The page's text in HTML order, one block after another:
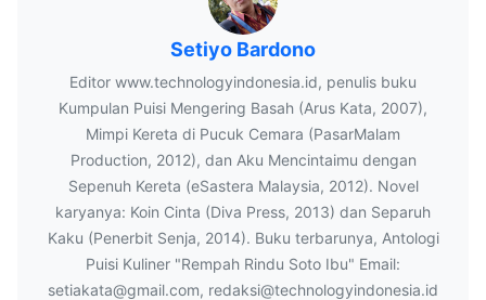
Setiyo Bardono
Editor www.technologyindonesia.id, penulis buku
Kumpulan Puisi Mengering Basah (Arus Kata, 2007),
Mimpi Kereta di Pucuk Cemara (PasarMalam
Production, 2012), dan Aku Mencintaimu dengan
Sepenuh Kereta (eSastera Malaysia, 2012). Novel
karyanya: Koin Cinta (Diva Press, 2013) dan Separuh
Kaku (Penerbit Senja, 2014). Buku terbarunya, Antologi
Puisi Kuliner "Rempah Rindu Soto Ibu" Email:
setiakata@gmail.com, redaksi@technologyindonesia.id